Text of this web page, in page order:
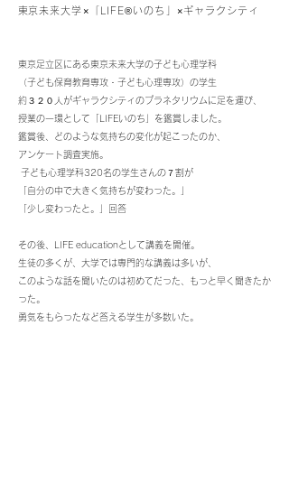
​東京未来大学×「LIFE®︎いのち」×ギャラクシティ
東京足立区にある東京未来大学の子ども心理学科
（子ども保育教育専攻・子ども心理専攻）の学生
約３２０人がギャラクシティのプラネタリウムに足を運び、
授業の一環として「LIFEいのち」を鑑賞しました。
鑑賞後、どのような気持ちの変化が起こったのか、
アンケート調査実施。
子ども心理学科320名の学生さんの７割が
「自分の中で大きく気持ちが変わった。」
「少し変わったと。」回答
​その後、LIFE educationとして講義を開催。
生徒の多くが、大学では専門的な講義は多いが、
このような話を聞いたのは初めてだった、もっと早く聞きたか
った。
勇気をもらったなど答える学生が多数いた。